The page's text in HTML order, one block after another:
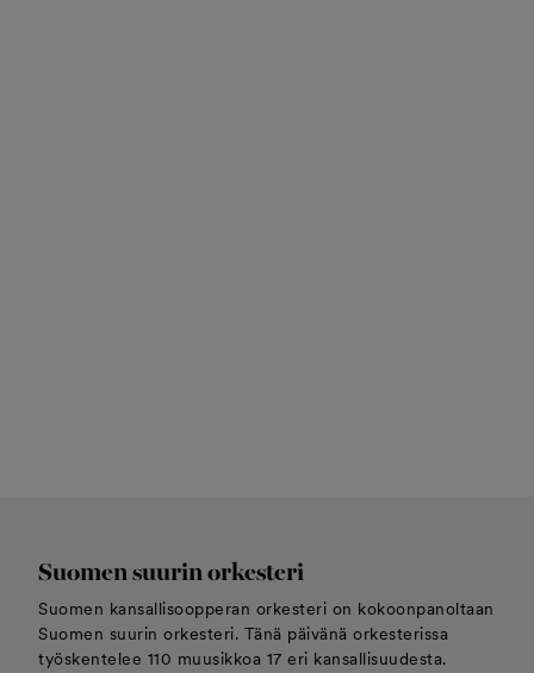
Suomen suurin orkesteri
Suomen kansallisoopperan orkesteri on kokoonpanoltaan
Suomen suurin orkesteri. Tänä päivänä orkesterissa
työskentelee 110 muusikkoa 17 eri kansallisuudesta.